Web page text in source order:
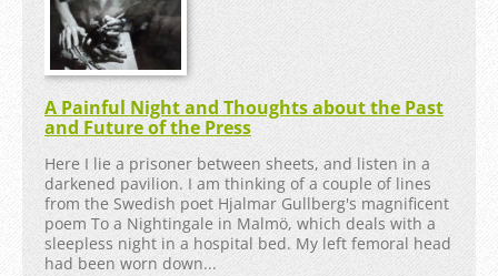
A Painful Night and Thoughts about the Past
and Future of the Press
Here I lie a prisoner between sheets, and listen in a
darkened pavilion. I am thinking of a couple of lines
from the Swedish poet Hjalmar Gullberg's magnificent
poem To a Nightingale in Malmö, which deals with a
sleepless night in a hospital bed. My left femoral head
had been worn down...